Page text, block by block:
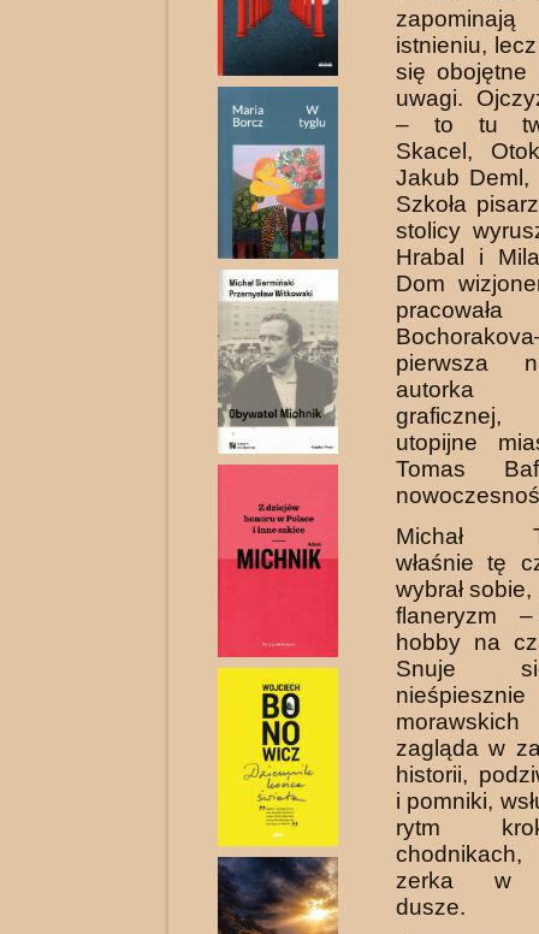
istnieniu,
się obojętne
uwagi.
– to tu
Skacel,
Jakub Deml,
Szkoła
stolicy
Hrabal i
Dom
pierwsza
autorka
utopijne
Tomas
Michał
właśnie tę
wybrał
flaneryzm –
hobby na
Snuje
zagląda w
historii,
i pomniki,
rytm
zerka w
dusze.